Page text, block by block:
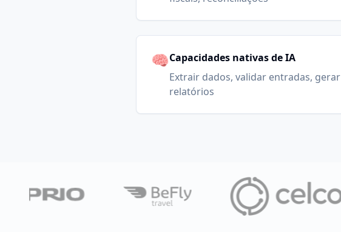
🧠Capacidades nativas de IA
Extrair dados, validar entradas, gerar
relatórios